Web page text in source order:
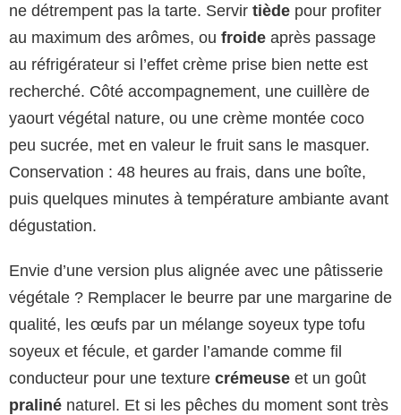
ne détrempent pas la tarte. Servir tiède pour profiter
au maximum des arômes, ou froide après passage
au réfrigérateur si l’effet crème prise bien nette est
recherché. Côté accompagnement, une cuillère de
yaourt végétal nature, ou une crème montée coco
peu sucrée, met en valeur le fruit sans le masquer.
Conservation : 48 heures au frais, dans une boîte,
puis quelques minutes à température ambiante avant
dégustation.
Envie d’une version plus alignée avec une pâtisserie
végétale ? Remplacer le beurre par une margarine de
qualité, les œufs par un mélange soyeux type tofu
soyeux et fécule, et garder l’amande comme fil
conducteur pour une texture crémeuse et un goût
praliné naturel. Et si les pêches du moment sont très